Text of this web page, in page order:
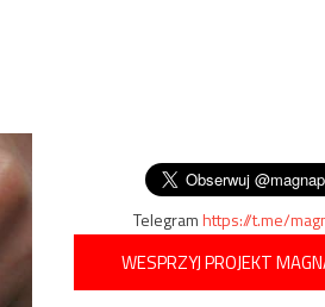
Telegramhttps://t.me/
WESPRZYJ PROJEKT